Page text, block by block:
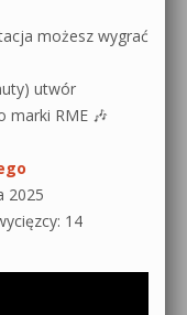
możesz wygrać
utwór
marki RME 🎶
2025
14